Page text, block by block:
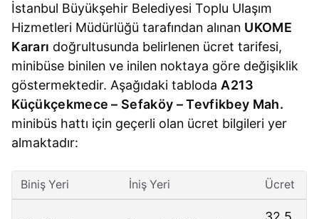
İstanbul Büyükşehir Belediyesi Toplu Ulaşım
Hizmetleri Müdürlüğü tarafından alınan UKOME
Kararı doğrultusunda belirlenen ücret tarifesi,
minibüse binilen ve inilen noktaya göre değişiklik
göstermektedir. Aşağıdaki tabloda A213
Küçükçekmece – Sefaköy – Tevfikbey Mah.
minibüs hattı için geçerli olan ücret bilgileri yer
almaktadır:
Biniş Yeri İniş Yeri Ücret